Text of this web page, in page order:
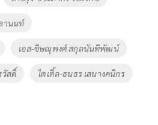
านนท์
เอส-ชิษณุพงศ์ สกุลนันทิพัฒน์
วัสดิ์ ไตเติ้ล-ธนธร เสนางคนิกร